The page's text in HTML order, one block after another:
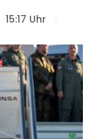
15:17 Uhr